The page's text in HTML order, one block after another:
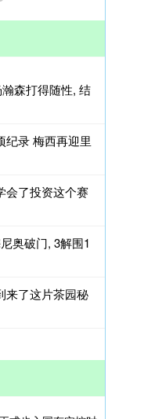
森打得随性, 结
纪录 梅西再迎里
会了投资这个赛
奥破门, 3解围1
来了这片茶园秘